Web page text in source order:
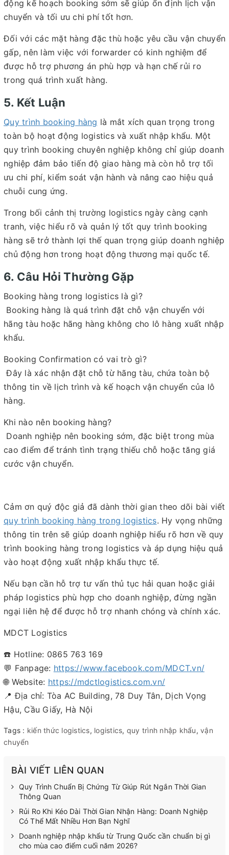
động kế hoạch booking sớm sẽ giúp ổn định lịch vận
chuyển và tối ưu chi phí tốt hơn.
Đối với các mặt hàng đặc thù hoặc yêu cầu vận chuyển
gấp, nên làm việc với forwarder có kinh nghiệm để
được hỗ trợ phương án phù hợp và hạn chế rủi ro
trong quá trình xuất hàng.
5. Kết Luận
Quy trình booking hàng là mắt xích quan trọng trong
toàn bộ hoạt động logistics và xuất nhập khẩu. Một
quy trình booking chuyên nghiệp không chỉ giúp doanh
nghiệp đảm bảo tiến độ giao hàng mà còn hỗ trợ tối
ưu chi phí, kiểm soát vận hành và nâng cao hiệu quả
chuỗi cung ứng.
Trong bối cảnh thị trường logistics ngày càng cạnh
tranh, việc hiểu rõ và quản lý tốt quy trình booking
hàng sẽ trở thành lợi thế quan trọng giúp doanh nghiệp
chủ động hơn trong hoạt động thương mại quốc tế.
6. Câu Hỏi Thường Gặp
Booking hàng trong logistics là gì?
Booking hàng là quá trình đặt chỗ vận chuyển với
hãng tàu hoặc hãng hàng không cho lô hàng xuất nhập
khẩu.
Booking Confirmation có vai trò gì?
Đây là xác nhận đặt chỗ từ hãng tàu, chứa toàn bộ
thông tin về lịch trình và kế hoạch vận chuyển của lô
hàng.
Khi nào nên booking hàng?
Doanh nghiệp nên booking sớm, đặc biệt trong mùa
cao điểm để tránh tình trạng thiếu chỗ hoặc tăng giá
cước vận chuyển.
Cảm ơn quý độc giả đã dành thời gian theo dõi bài viết
quy trình booking hàng trong logistics. Hy vọng những
thông tin trên sẽ giúp doanh nghiệp hiểu rõ hơn về quy
trình booking hàng trong logistics và áp dụng hiệu quả
vào hoạt động xuất nhập khẩu thực tế.
Nếu bạn cần hỗ trợ tư vấn thủ tục hải quan hoặc giải
pháp logistics phù hợp cho doanh nghiệp, đừng ngần
ngại liên hệ để được hỗ trợ nhanh chóng và chính xác.
MDCT Logistics
☎️ Hotline: 0865 763 169
💬 Fanpage: https://www.facebook.com/MDCT.vn/
🌐 Website: https://mdctlogistics.com.vn/
📍 Địa chỉ: Tòa AC Building, 78 Duy Tân, Dịch Vọng
Hậu, Cầu Giấy, Hà Nội
Tags : kiến thức logistics, logistics, quy trình nhập khẩu, vận
chuyển
BÀI VIẾT LIÊN QUAN
Quy Trình Chuẩn Bị Chứng Từ Giúp Rút Ngắn Thời Gian
Thông Quan
Rủi Ro Khi Kéo Dài Thời Gian Nhận Hàng: Doanh Nghiệp
Có Thể Mất Nhiều Hơn Bạn Nghĩ
Doanh nghiệp nhập khẩu từ Trung Quốc cần chuẩn bị gì
cho mùa cao điểm cuối năm 2026?